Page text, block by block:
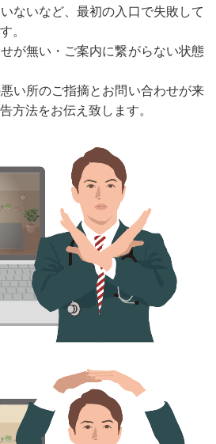
ないなど、最初の入口で失敗して
。
が無い・ご案内に繋がらない状態
い所のご指摘とお問い合わせが来
方法をお伝え致します。